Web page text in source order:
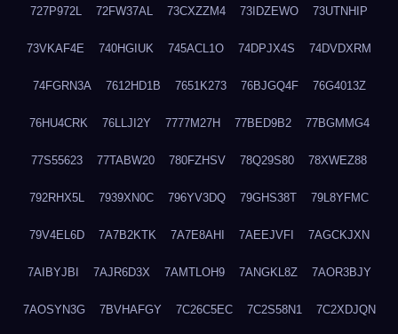
727P972L 72FW37AL 73CXZZM4 73IDZEWO 73UTNHIP
73VKAF4E 740HGIUK 745ACL1O 74DPJX4S 74DVDXRM
74FGRN3A 7612HD1B 7651K273 76BJGQ4F 76G4013Z
76HU4CRK 76LLJI2Y 7777M27H 77BED9B2 77BGMMG4
77S55623 77TABW20 780FZHSV 78Q29S80 78XWEZ88
792RHX5L 7939XN0C 796YV3DQ 79GHS38T 79L8YFMC
79V4EL6D 7A7B2KTK 7A7E8AHI 7AEEJVFI 7AGCKJXN
7AIBYJBI 7AJR6D3X 7AMTLOH9 7ANGKL8Z 7AOR3BJY
7AOSYN3G 7BVHAFGY 7C26C5EC 7C2S58N1 7C2XDJQN